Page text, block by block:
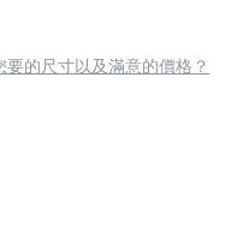
要的尺寸以及滿意的價格？